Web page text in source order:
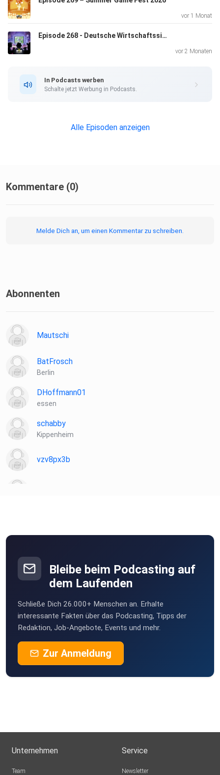
vor 1 Monat
Episode 268 - Deutsche Wirtschaftssimulationen (der 80er und 90er)
vor 2 Monaten
In Podcasts werben
Schalte jetzt Werbung in Podcasts.
Alle Episoden anzeigen
Kommentare (0)
Melde Dich an, um einen Kommentar zu schreiben.
Abonnenten
Mautschi
BatFrosch
Berlin
DHoffmann01
essen
schabby
Kippenheim
vzv8px3b
Mönchengladbach
Bleibe beim Podcasting auf
dem Laufenden
Schließe Dich 26.000+ Menschen an. Erhalte
interessante Fakten über das Podcasting, Tipps der
Redaktion, Job-Angebote, Events und mehr.
Zur Anmeldung
Unternehmen
Team
Service
Newsletter